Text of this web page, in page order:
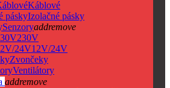
Káblové
Izolačné pásky
Senzoryaddremove
230V
12V/24V
Zvončeky
Ventilátory
addremove